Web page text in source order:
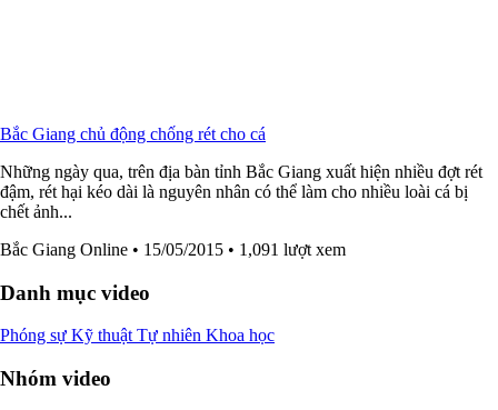
Bắc Giang chủ động chống rét cho cá
Những ngày qua, trên địa bàn tỉnh Bắc Giang xuất hiện nhiều đợt rét
đậm, rét hại kéo dài là nguyên nhân có thể làm cho nhiều loài cá bị
chết ảnh...
Bắc Giang Online • 15/05/2015 • 1,091 lượt xem
Danh mục video
Phóng sự Kỹ thuật Tự nhiên Khoa học
Nhóm video